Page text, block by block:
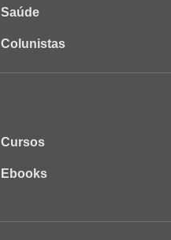
Saúde
Colunistas
Cursos
Ebooks